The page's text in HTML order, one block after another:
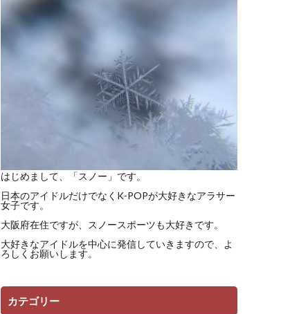
はじめまして、「スノー」です。
日本のアイドルだけでなくK-POPが大好きなアラサー
女子です。
大阪府在住ですが、スノースポーツも大好きです。
大好きなアイドルを中心に発信していきますので、よ
ろしくお願いします。
カテゴリー